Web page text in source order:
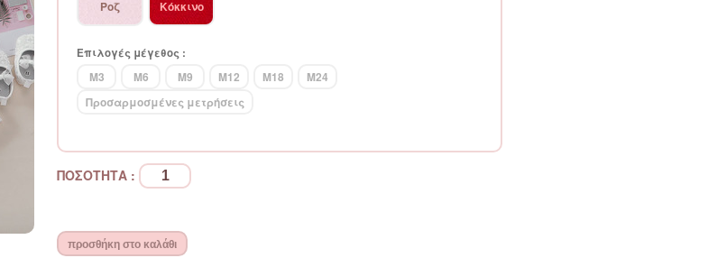
Ροζ
Κόκκινο
Επιλογές μέγεθος :
M3 M6 M9 M12 M18
M24
Προσαρμοσμένες μετρήσεις
ΠΟΣΟΤΗΤΑ :